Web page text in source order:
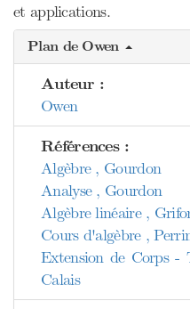
et applications.
Plan de Owen
Auteur :
Owen
Références :
Algèbre , Gourdon
Analyse , Gourdon
Algèbre linéaire ,
Cours d'algèbre ,
Extension de Corps -
Calais